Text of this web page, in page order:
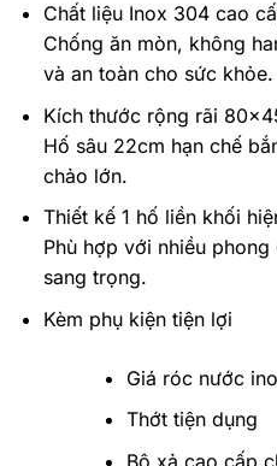
Chất liệu Inox 304 cao
Chống ăn mòn, không
và an toàn cho sức khỏe.
Kích thước rộng rãi
Hố sâu 22cm hạn chế
chảo lớn.
Thiết kế 1 hố liền khối
Phù hợp với nhiều
sang trọng.
Kèm phụ kiện tiện lợi
Giá róc nước
Thớt tiện dụng